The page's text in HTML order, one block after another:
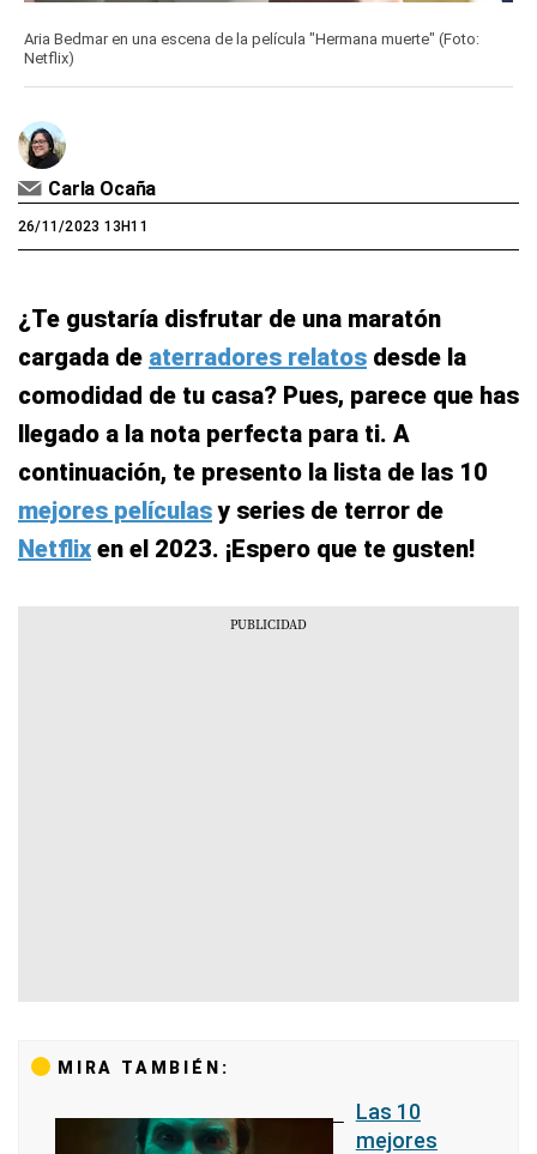
Aria Bedmar en una escena de la película "Hermana muerte" (Foto:
Netflix)
Carla Ocaña
26/11/2023 13H11
¿Te gustaría disfrutar de una maratón
cargada de aterradores relatos desde la
comodidad de tu casa? Pues, parece que has
llegado a la nota perfecta para ti. A
continuación, te presento la lista de las 10
mejores películasy series de terror de
Netflix en el 2023. ¡Espero que te gusten!
MIRA TAMBIÉN:
Las 10
mejores